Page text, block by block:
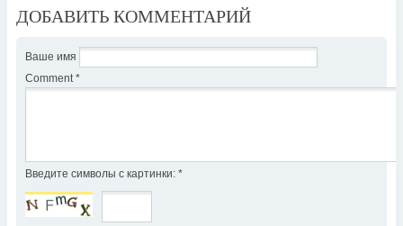
ДОБАВИТЬ КОММЕНТАРИЙ
Ваше имя
Comment *
Введите символы с картинки: *